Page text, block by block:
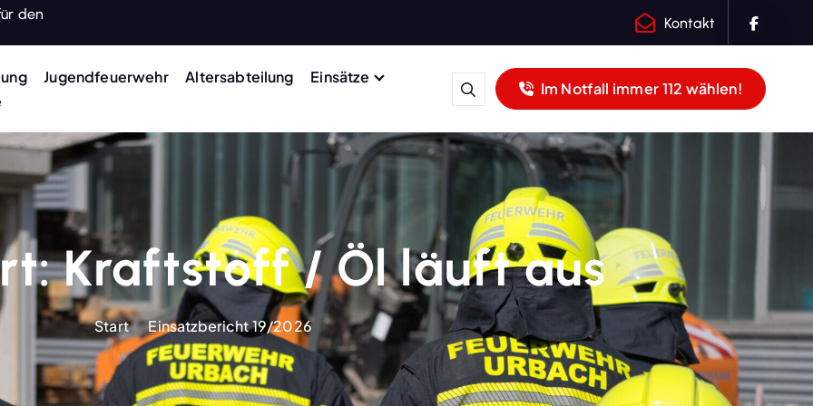
den
Kontakt
Jugendfeuerwehr Altersabteilung
Einsätze
Im Notfall immer 112 wählen!
Kraftstoff / Öl läuft aus
Start Einsatzbericht 19/2026